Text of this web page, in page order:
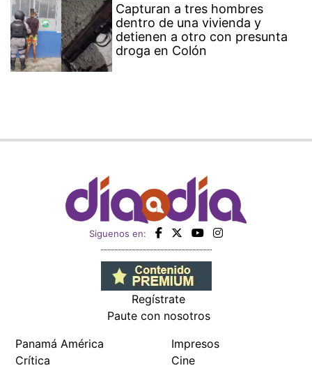
Capturan a tres hombres
dentro de una vivienda y
detienen a otro con presunta
droga en Colón
Siguenos en:
Regístrate
Paute con nosotros
Panamá América
Crítica
Impresos
Cine